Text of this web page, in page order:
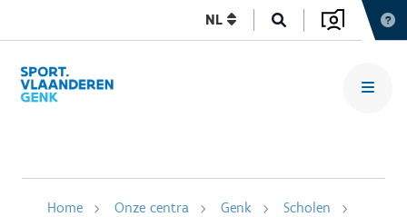
NL
Home Onze centra Genk
Scholen